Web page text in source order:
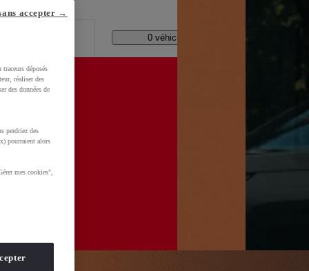
?
0 véhicules disponibles
vQDFTF17snsOFbnTZOHLLQlQtXfmd-
déposés
réaliser des
des données de
perdriez des
pourraient alors
mes cookies",
accepter →